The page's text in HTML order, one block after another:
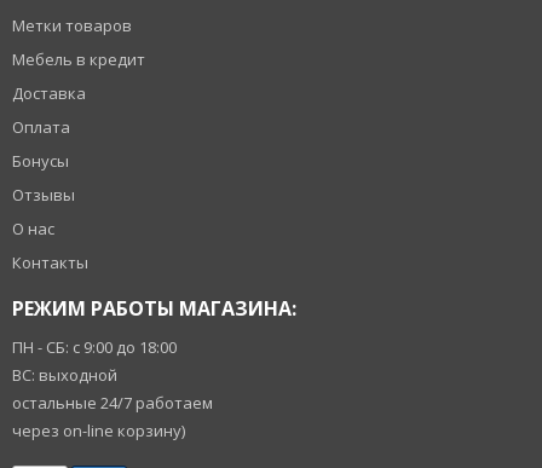
Метки товаров
Мебель в кредит
Доставка
Оплата
Бонусы
Отзывы
О нас
Контакты
РЕЖИМ РАБОТЫ МАГАЗИНА:
ПН - СБ: с 9:00 до 18:00
ВС: выходной
остальные 24/7 работаем
через on-line корзину)